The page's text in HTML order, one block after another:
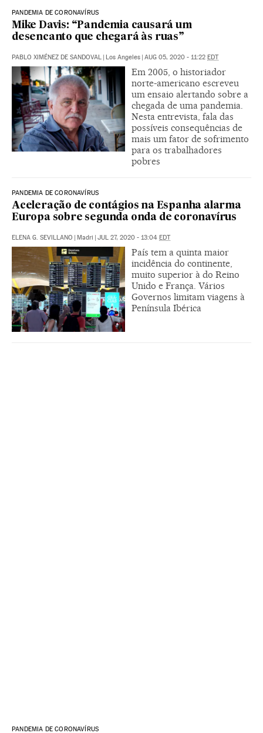
PANDEMIA DE CORONAVÍRUS
Mike Davis: “Pandemia causará um
desencanto que chegará às ruas”
PABLO XIMÉNEZ DE SANDOVAL | Los Angeles | AUG 05, 2020 - 11:22 EDT
Em 2005, o historiador
norte-americano escreveu
um ensaio alertando sobre a
chegada de uma pandemia.
Nesta entrevista, fala das
possíveis consequências de
mais um fator de sofrimento
para os trabalhadores
pobres
PANDEMIA DE CORONAVÍRUS
Aceleração de contágios na Espanha alarma
Europa sobre segunda onda de coronavírus
ELENA G. SEVILLANO | Madri | JUL 27, 2020 - 13:04 EDT
País tem a quinta maior
incidência do continente,
muito superior à do Reino
Unido e França. Vários
Governos limitam viagens à
Península Ibérica
PANDEMIA DE CORONAVÍRUS